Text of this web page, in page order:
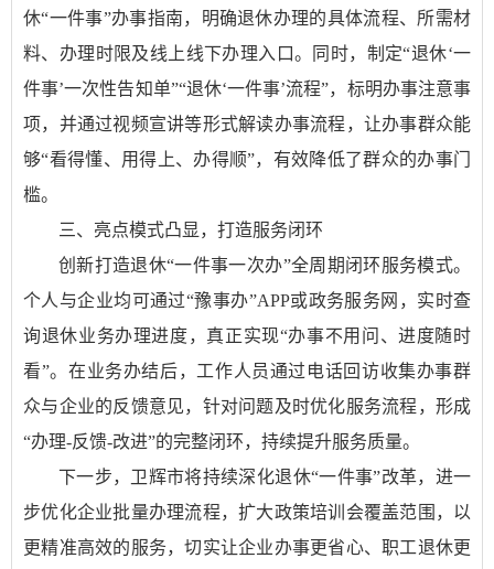
休“一件事”办事指南，明确退休办理的具体流程、所需材
料、办理时限及线上线下办理入口。同时，制定“退休‘一
件事’一次性告知单”“退休‘一件事’流程”，标明办事注意事
项，并通过视频宣讲等形式解读办事流程，让办事群众能
够“看得懂、用得上、办得顺”，有效降低了群众的办事门
槛。
三、亮点模式凸显，打造服务闭环
创新打造退休“一件事一次办”全周期闭环服务模式。
个人与企业均可通过“豫事办”APP或政务服务网，实时查
询退休业务办理进度，真正实现“办事不用问、进度随时
看”。在业务办结后，工作人员通过电话回访收集办事群
众与企业的反馈意见，针对问题及时优化服务流程，形成
“办理-反馈-改进”的完整闭环，持续提升服务质量。
下一步，卫辉市将持续深化退休“一件事”改革，进一
步优化企业批量办理流程，扩大政策培训会覆盖范围，以
更精准高效的服务，切实让企业办事更省心、职工退休更